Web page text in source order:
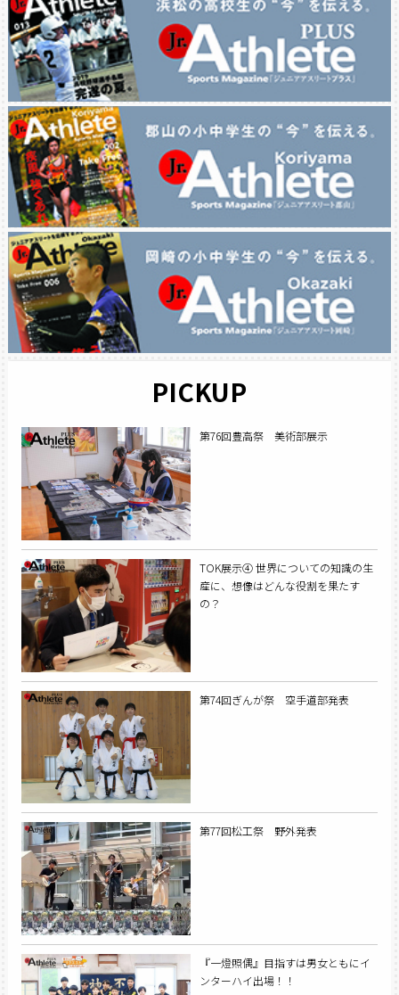
PICKUP
第76回豊高祭 美術部展示
TOK展示④ 世界についての知識の生
産に、想像はどんな役割を果たす
の？
第74回ぎんが祭 空手道部発表
第77回松工祭 野外発表
『一燈照偶』目指すは男女ともにイ
ンターハイ出場！！